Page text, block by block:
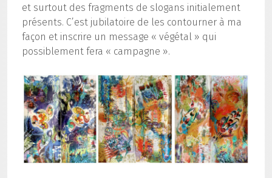
et surtout des fragments de slogans initialement
présents. C’est jubilatoire de les contourner à ma
façon et inscrire un message « végétal » qui
possiblement fera « campagne ».